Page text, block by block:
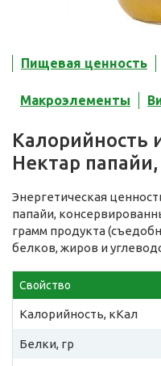
Пищевая ценность
Макроэлементы
Калорийность
Нектар
Энергетическая
папайи,
грамм продукта
белков, жиров и
Свойство
Калорийность, кКал
Белки, гр